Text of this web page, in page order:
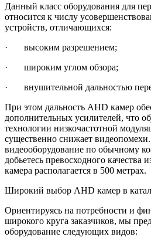
Данный класс оборудования для
относится к числу
устройств, отличающихся:
· высоким разрешением;
· широким углом обзора;
· внушительной дальностью
При этом дальность AHD камер
дополнительных усилителей, что
технологии низкочастотной
существенно снижает
видеооборудование по обычному
добьетесь превосходного качества
камера располагается в 500 метрах.
Широкий выбор AHD камер в
Ориентируясь на потребности и
широкого круга заказчиков, мы
оборудование следующих видов: